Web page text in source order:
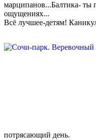
марципанов...Балтика- ты
ощущениях...
Всё лучшее-детям!
потрясающий день.